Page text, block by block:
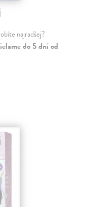
najradšej?
do 5 dní od